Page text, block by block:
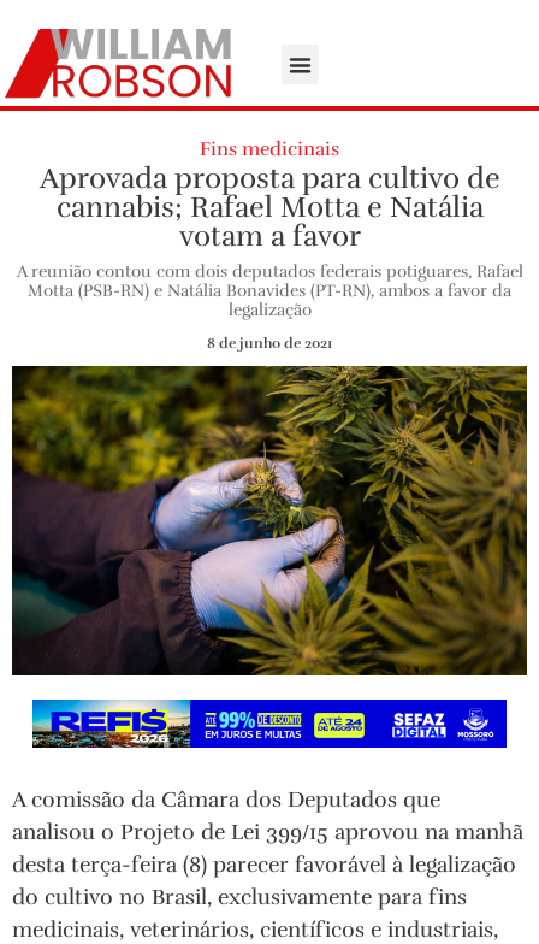
Fins medicinais
Aprovada proposta para cultivo de
cannabis; Rafael Motta e Natália
votam a favor
A reunião contou com dois deputados federais potiguares, Rafael
Motta (PSB-RN) e Natália Bonavides (PT-RN), ambos a favor da
legalização
8 de junho de 2021
A comissão da Câmara dos Deputados que
analisou o Projeto de Lei 399/15 aprovou na manhã
desta terça-feira (8) parecer favorável à legalização
do cultivo no Brasil, exclusivamente para fins
medicinais, veterinários, científicos e industriais,